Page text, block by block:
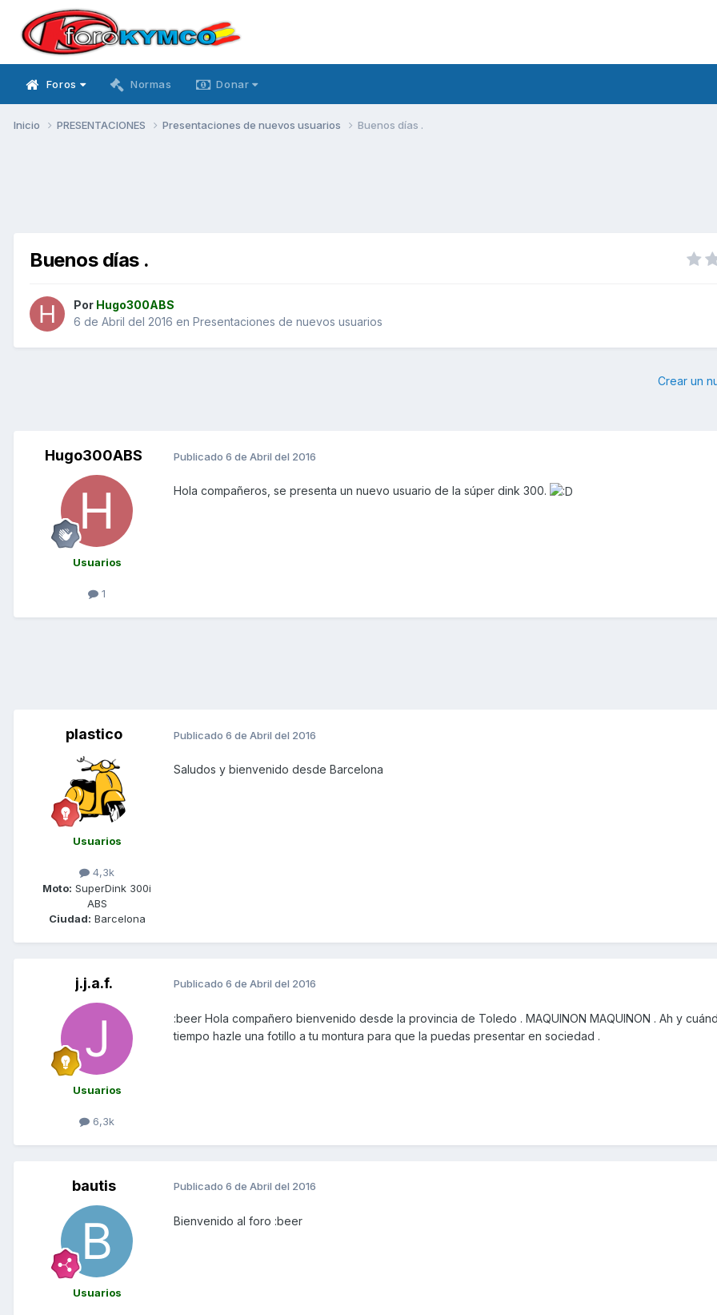
Foros Normas Donar
Inicio PRESENTACIONES Presentaciones de nuevos usuarios Buenos días .
Buenos días .
Por Hugo300ABS
6 de Abril del 2016 en Presentaciones de nuevos usuarios
Crear un
Hugo300ABS
Usuarios
1
Publicado 6 de Abril del 2016
Hola compañeros, se presenta un nuevo usuario de la súper dink 300.
plastico
Usuarios
4,3k
Moto: SuperDink 300i
ABS
Ciudad: Barcelona
Publicado 6 de Abril del 2016
Saludos y bienvenido desde Barcelona
j.j.a.f.
Usuarios
6,3k
Publicado 6 de Abril del 2016
:beer Hola compañero bienvenido desde la provincia de Toledo . MAQUINON MAQUINON . Ah y
tiempo hazle una fotillo a tu montura para que la puedas presentar en sociedad .
bautis
Usuarios
Publicado 6 de Abril del 2016
Bienvenido al foro :beer